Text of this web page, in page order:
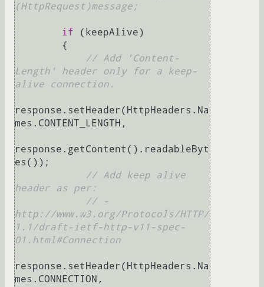
(HttpRequest)message;
if (keepAlive)
// Add 'Content-
Length' header only for a keep-
alive connection.
response.setHeader(HttpHeaders.Na
mes.CONTENT_LENGTH,
response.getContent().readableByt
es());
// Add keep alive
header as per:
// -
http://www.w3.org/Protocols/HTTP/
1.1/draft-ietf-http-v11-spec-
01.html#Connection
response.setHeader(HttpHeaders.Na
mes.CONNECTION,